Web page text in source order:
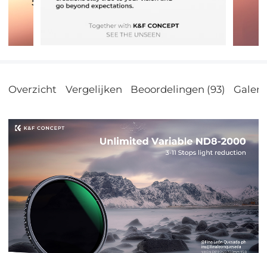
Overzicht Vergelijken Beoordelingen (93) Galerij